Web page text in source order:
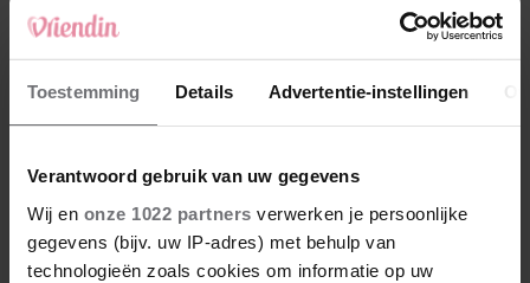
Toestemming Details Advertentie-instellingen
Verantwoord gebruik van uw gegevens
Wij en onze 1022 partners verwerken je persoonlijke
gegevens (bijv. uw IP-adres) met behulp van
technologieën zoals cookies om informatie op uw
Top 5 beste zelfbruiners
voor een zonnige gloed op
je gezicht
Lavendel snoeien: zo wordt
jouw lavendel dé
blikvanger van de straat